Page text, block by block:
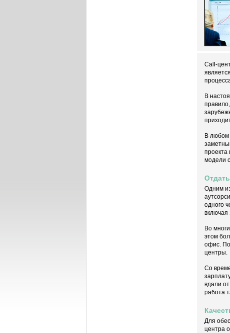
Call-
В
В любом
проекта
модели
Одним
одного
включая
Во
этом
офис.
центры.
Со
вдали
работа
Для
центра